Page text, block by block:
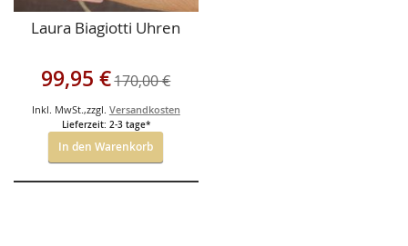
Laura Biagiotti Uhren
Sonderangebot
99,95 €170,00 €
Inkl. MwSt. ,zzgl. Versandkosten
Lieferzeit: 2-3 tage*
In den Warenkorb